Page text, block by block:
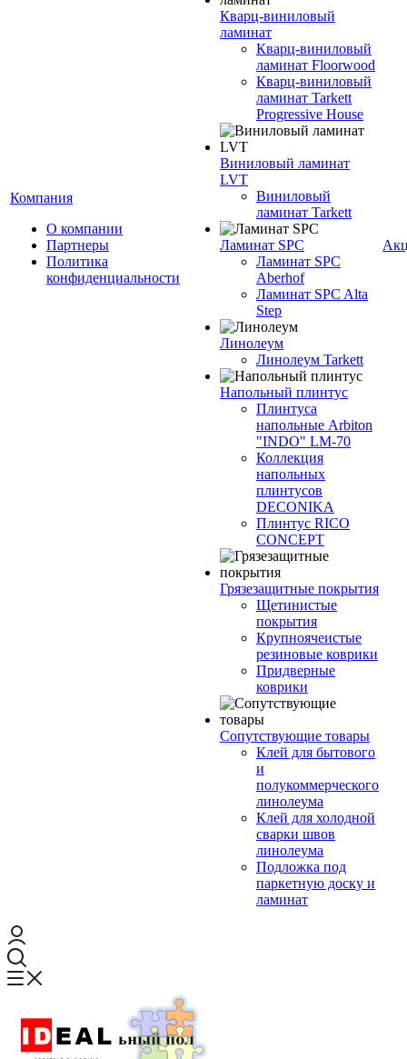
Компания
О компании
Партнеры
Политика
конфиденциальности
Кварц-виниловый
ламинат
Кварц-виниловый
ламинат Floorwood
Кварц-виниловый
ламинат Tarkett
Progressive House
Виниловый ламинат
LVT
Виниловый
ламинат Tarkett
Ламинат SPC
Ламинат SPC
Aberhof
Ламинат SPC Alta
Step
Линолеум
Линолеум Tarkett
Напольный плинтус
Плинтуса
напольные Arbiton
"INDO" LM-70
Коллекция
напольных
плинтусов
DECONIKA
Плинтус RICO
CONCEPT
Грязезащитные покрытия
Щетинистые
покрытия
Крупноячеистые
резиновые коврики
Придверные
коврики
Сопутствующие товары
Клей для бытового
и
полукоммерческого
линолеума
Клей для холодной
сварки швов
линолеума
Подложка под
паркетную доску и
ламинат